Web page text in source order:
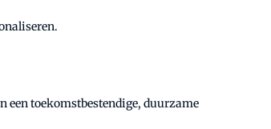
een toekomstbestendige, duurzame